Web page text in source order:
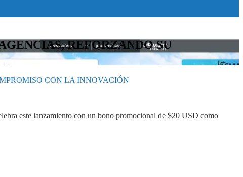
REFORZANDO SU
CON LA INNOVACIÓN
este lanzamiento con un bono promocional de $20 USD como